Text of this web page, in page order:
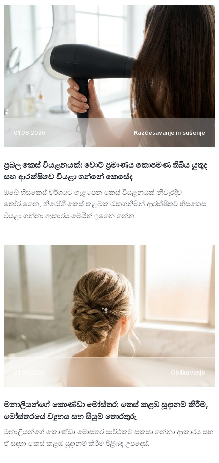
01.08.2026 Razčesavanje in sušenje
ප්‍රබල කෙස් වියළනයක්: වොට් ප්‍රමාණය කොපමණ තිබිය යුතුද
සහ ආරක්ෂිතව වියළා ගන්නේ කෙසේද
ඔබේ හිසකෙස් වර්ගයට ගැළපෙන කෙස් වියළනයක් නිවැරදිව
තෝරාගෙන, නිරෝගී කෙස් කළඹක් රැකගනිමින් ආරක්ෂිතව හිසකෙස්
වියළා ගන්නා ආකාරය මෙයින් ඉගෙන ගන්න.
Oblikovanje
මනාලියන්ගේ කොණ්ඩා මෝස්තර: කෙස් කළඹ සූදානම් කිරීම,
මෝස්තරයේ ව්‍යුහය සහ සියුම් තොරතුරු
මනාලියන්ගේ කොණ්ඩා මෝස්තර සාර්ථකව සකසා ගන්නා ආකාරය සහ
ඒ සඳහා කෙස් කළඹ සූදානම් කිරීම පිළිබඳ උපදෙස්.